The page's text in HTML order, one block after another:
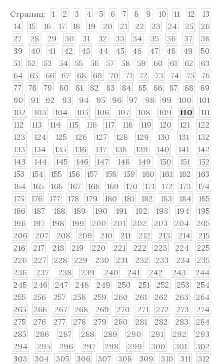
Страниц: 1 2 3 4 5 6 7 8 9 10 11 12
13
14
15 16 17 18 19 20 21 22 23 24 25
26
27
28 29 30 31 32 33 34 35 36 37
38
39
40 41 42 43 44 45 46 47 48 49
50
51
52 53 54 55 56 57 58 59 60 61 62
63
64
65 66 67 68 69 70 71 72 73 74 75
76
77
78 79 80 81 82 83 84 85 86 87 88
89
90
91 92 93 94 95 96 97 98 99 100
101
102
103 104 105 106 107 108 109 110
111
112
113 114 115 116 117 118 119 120 121
122
123
124 125 126 127 128 129 130 131
132
133
134 135 136 137 138 139 140 141
142
143
144 145 146 147 148 149 150 151
152
153
154 155 156 157 158 159 160 161 162
163
164
165 166 167 168 169 170 171 172 173
174
175
176 177 178 179 180 181 182 183 184
185
186
187 188 189 190 191 192 193 194
195
196
197 198 199 200 201 202 203 204
205
206
207 208 209 210 211 212 213 214
215
216
217 218 219 220 221 222 223 224
225
226
227 228 229 230 231 232 233 234
235
236
237 238 239 240 241 242 243
244
245
246 247 248 249 250 251 252 253
254
255
256 257 258 259 260 261 262 263
264
265
266 267 268 269 270 271 272 273
274
275
276 277 278 279 280 281 282 283
284
285
286 287 288 289 290 291 292
293
294
295 296 297 298 299 300 301
302
303
304 305 306 307 308 309 310 311
312